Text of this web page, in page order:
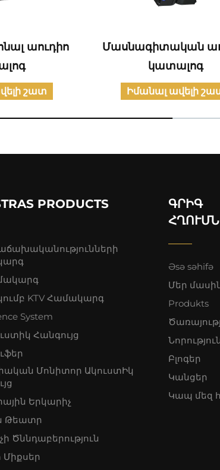
աուդիո
շատ
Մասնագիտական
կատալոգ
Իմանալ ավելի
PRODUCTS
KTV Համակարգ
System
Հանգույց
Մոնիտոր ԱկուստԻկ
Երկարիչ
Թեատր
Ծննդաբերություն
Միքսեր
ԳՐԻԳ
Əsə səhifə
Մեր
Produkts
Բլոգեր
Կանցեր
Կապ մեզ